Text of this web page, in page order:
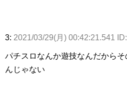
3: 2021/03/29(月) 00:42:21.541
パチスロなんか遊技なんだから
んじゃない